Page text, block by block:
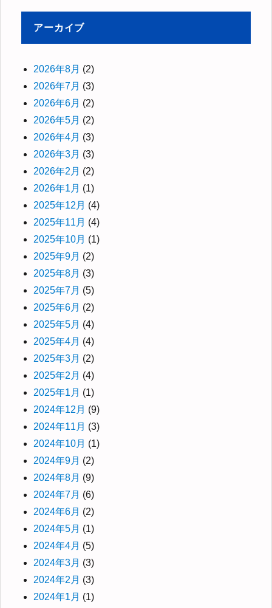
アーカイブ
2026年8月 (2)
2026年7月 (3)
2026年6月 (2)
2026年5月 (2)
2026年4月 (3)
2026年3月 (3)
2026年2月 (2)
2026年1月 (1)
2025年12月 (4)
2025年11月 (4)
2025年10月 (1)
2025年9月 (2)
2025年8月 (3)
2025年7月 (5)
2025年6月 (2)
2025年5月 (4)
2025年4月 (4)
2025年3月 (2)
2025年2月 (4)
2025年1月 (1)
2024年12月 (9)
2024年11月 (3)
2024年10月 (1)
2024年9月 (2)
2024年8月 (9)
2024年7月 (6)
2024年6月 (2)
2024年5月 (1)
2024年4月 (5)
2024年3月 (3)
2024年2月 (3)
2024年1月 (1)